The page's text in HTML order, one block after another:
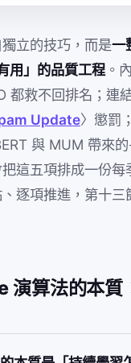
立的技巧，而是一
用」的品質工程 。
都救不回排名；連
Update〉懲罰
與 MUM 帶來
這五項排成一份每
逐項推進，第十三
演算法的本質